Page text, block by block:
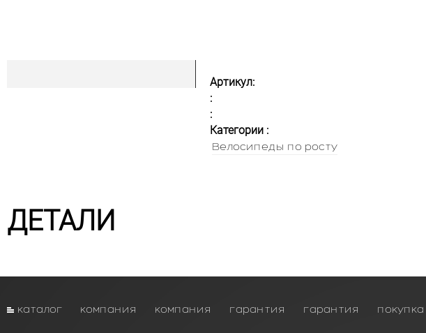
Артикул:
:
:
Категории :
Велосипеды по росту
ДЕТАЛИ
каталог компания компания гарантия гарантия покупка